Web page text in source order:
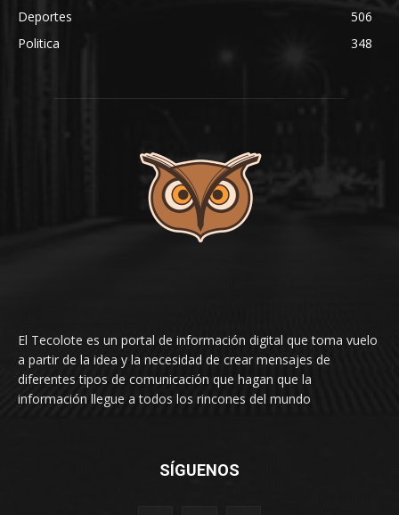
Deportes
506
Politica
348
El Tecolote es un portal de información digital que toma vuelo
a partir de la idea y la necesidad de crear mensajes de
diferentes tipos de comunicación que hagan que la
información llegue a todos los rincones del mundo
SÍGUENOS